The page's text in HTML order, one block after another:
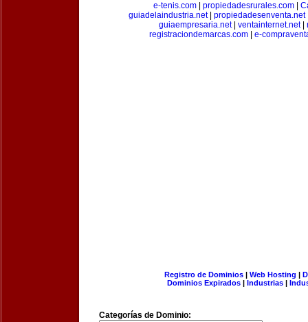
e-tenis.com
propiedadesrurales.com
guiadelaindustria.net propiedadesenventa.net
guiaempresaria.net| ventainternet.net|
registraciondemarcas.com
e-
Registro de Dominios| Web Hosting |
Dominios Expirados | Industrias |
Categorías de Dominio: